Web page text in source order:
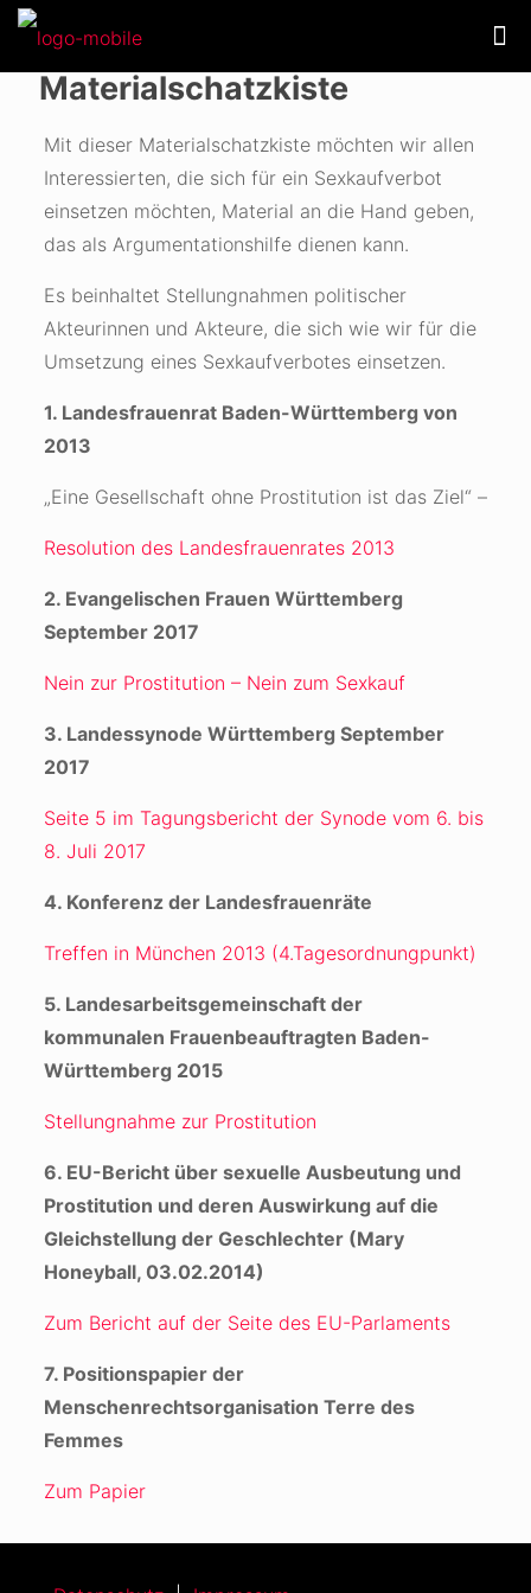
Materialschatzkiste
Mit dieser Materialschatzkiste möchten wir allen
Interessierten, die sich für ein Sexkaufverbot
einsetzen möchten, Material an die Hand geben,
das als Argumentationshilfe dienen kann.
Es beinhaltet Stellungnahmen politischer
Akteurinnen und Akteure, die sich wie wir für die
Umsetzung eines Sexkaufverbotes einsetzen.
1. Landesfrauenrat Baden-Württemberg von
2013
„Eine Gesellschaft ohne Prostitution ist das Ziel“ –
Resolution des Landesfrauenrates 2013
2. Evangelischen Frauen Württemberg
September 2017
Nein zur Prostitution – Nein zum Sexkauf
3. Landessynode Württemberg September
2017
Seite 5 im Tagungsbericht der Synode vom 6. bis
8. Juli 2017
4. Konferenz der Landesfrauenräte
Treffen in München 2013 (4.Tagesordnungpunkt)
5. Landesarbeitsgemeinschaft der
kommunalen Frauenbeauftragten Baden-
Württemberg 2015
Stellungnahme zur Prostitution
6. EU-Bericht über sexuelle Ausbeutung und
Prostitution und deren Auswirkung auf die
Gleichstellung der Geschlechter (Mary
Honeyball, 03.02.2014)
Zum Bericht auf der Seite des EU-Parlaments
7. Positionspapier der
Menschenrechtsorganisation Terre des
Femmes
Zum Papier